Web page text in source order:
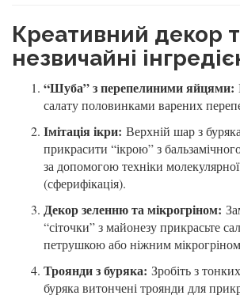
Креативний декор
незвичайні
“Шуба” з перепелиними яйцями:
салату половинками варених
Імітація ікри: Верхній шар з
прикрасити “ікрою” з
за допомогою техніки
(сферифікація).
Декор зеленню та мікрогріном:
“сіточки” з майонезу прикрасьте
петрушкою або ніжним
Троянди з буряка: Зробіть з
буряка витончені троянди для